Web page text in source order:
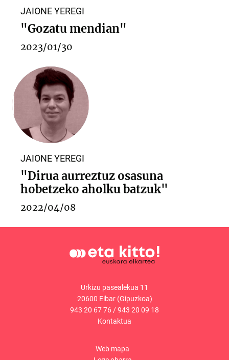
JAIONE YEREGI
"Gozatu mendian"
2023/01/30
JAIONE YEREGI
"Dirua aurreztuz osasuna
hobetzeko aholku batzuk"
2022/04/08
Urkizu pasealekua 11
20600 Eibar (Gipuzkoa)
943 20 67 76 /943 20 09 18
Kontaktua
Web mapa